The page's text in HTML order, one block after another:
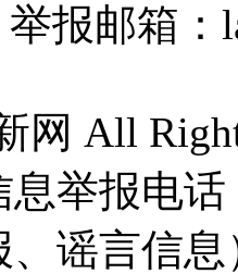
举报邮箱
网 All
举报电
、谣言信